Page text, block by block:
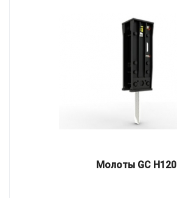
Молоты GC H120